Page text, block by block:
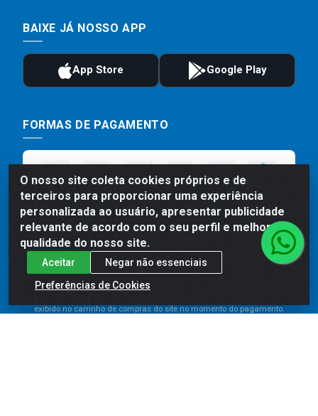
O nosso site coleta cookies próprios e de
terceiros para proporcionar uma experiência
personalizada ao usuário, apresentar publicidade
relevante de acordo com o seu perfil e melhorar a
qualidade do nosso site.
Aceitar
Negar não essenciais
Preferências de Cookies
BAIXE JÁ NOSSO APP
FORMAS DE PAGAMENTO
Preços, promoções, condições de pagamento e frete são válidos
para compras realizadas exclusivamente pelo site. Caso haja
exibido no carrinho de compras do site no momento do pagamento.